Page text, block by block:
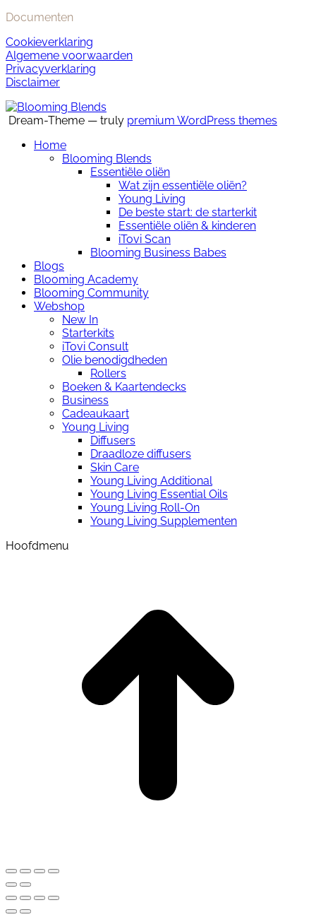
Documenten
Cookieverklaring
Algemene voorwaarden
Privacyverklaring
Disclaimer
Dream-Theme — truly premium WordPress themes
Home
Blooming Blends
Essentiële oliën
Wat zijn essentiële oliën?
Young Living
De beste start: de starterkit
Essentiële oliën & kinderen
iTovi Scan
Blooming Business Babes
Blogs
Blooming Academy
Blooming Community
Webshop
New In
Starterkits
iTovi Consult
Olie benodigdheden
Rollers
Boeken & Kaartendecks
Business
Cadeaukaart
Young Living
Diffusers
Draadloze diffusers
Skin Care
Young Living Additional
Young Living Essential Oils
Young Living Roll-On
Young Living Supplementen
Hoofdmenu